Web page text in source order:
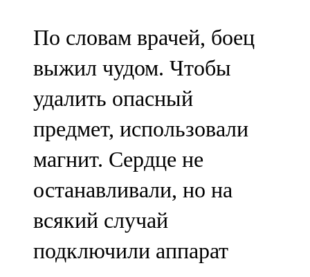
По словам врачей, боец
выжил чудом. Чтобы
удалить опасный
предмет, использовали
магнит. Сердце не
останавливали, но на
всякий случай
подключили аппарат